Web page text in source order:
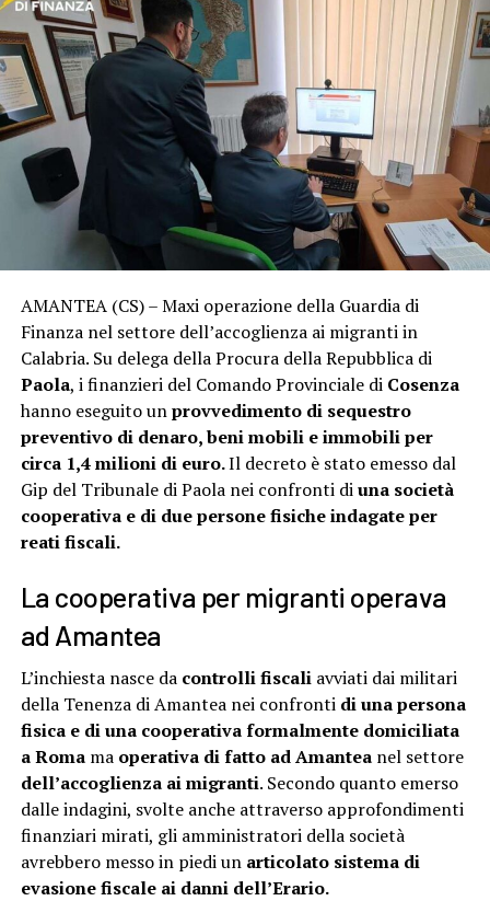
AMANTEA (CS) – Maxi operazione della Guardia di
Finanza nel settore dell’accoglienza ai migranti in
Calabria. Su delega della Procura della Repubblica di
Paola, i finanzieri del Comando Provinciale di Cosenza
hanno eseguito unprovvedimento di sequestro
preventivo di denaro, beni mobili e immobili per
circa 1,4 milioni di euro.Il decreto è stato emesso dal
Gip del Tribunale di Paola nei confronti diuna società
cooperativa e di due persone fisiche indagate per
reati fiscali.
La cooperativa per migranti operava
ad Amantea
L’inchiesta nasce da controlli fiscaliavviati dai militari
della Tenenza di Amantea nei confrontidi una persona
fisica e di una cooperativa formalmente domiciliata
a Romama operativa di fatto ad Amanteanel settore
dell’accoglienza ai migranti. Secondo quanto emerso
dalle indagini, svolte anche attraverso approfondimenti
finanziari mirati, gli amministratori della società
avrebbero messo in piedi unarticolato sistema di
evasione fiscale ai danni dell’Erario.